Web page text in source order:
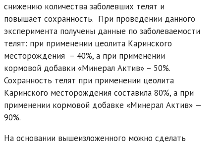
снижению количества заболевших телят и
повышает сохранность. При проведении данного
эксперимента получены данные по заболеваемости
телят: при применении цеолита Каринского
месторождения – 40%, а при применении
кормовой добавки «Минерал Актив» – 50%.
Сохранность телят при применении цеолита
Каринского месторождения составила 80%, а при
применении кормовой добавке «Минерал Актив» —
90%.
На основании вышеизложенного можно сделать